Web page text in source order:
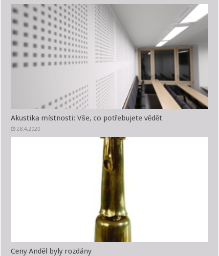
Akustika místnosti: Vše, co potřebujete vědět
28.4.2020
Ceny Anděl byly rozdány